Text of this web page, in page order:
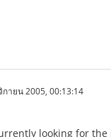
ายน 2005, 00:13:14
looking for the